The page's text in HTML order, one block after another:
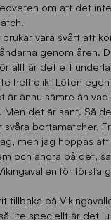
om att det
vara svårt att
genom åren.
allt är det ett
helt olikt Löten
är ännu sämre än
Men det är sant. Så
bortamatcher,
men jag hoppas att
och ändra på det,
för första
tillbaka på
lite speciellt är det